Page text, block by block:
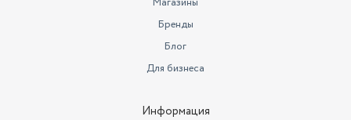
Бренды
Блог
Для бизнеса
Информация